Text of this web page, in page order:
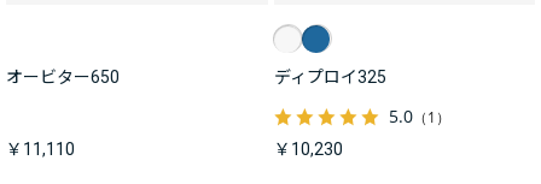
オービター650
￥11,110
ディプロイ325
5.0（1）
￥10,230